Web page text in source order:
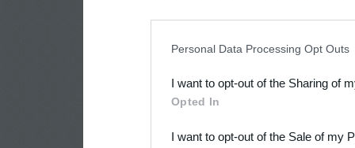
Downstream Participants
third parties.
Personal Data Processing Opt Outs
I want to opt-out of the Sharing of
Opted In
I want to opt-out of the Sale of my